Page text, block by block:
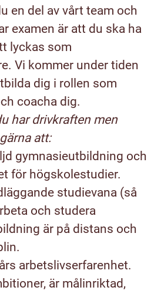
en del av vårt team och
examen är att du ska ha
lyckas som
Vi kommer under tiden
dig i rollen som
coacha dig.
har drivkraften men
att:
gymnasieutbildning och
för högskolestudier.
studievana (så
och studera
är på distans och
arbetslivserfarenhet.
är målinriktad,